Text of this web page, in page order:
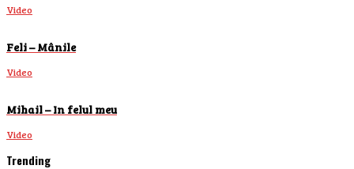
Video
Feli – Mânile
Video
Mihail – In felul meu
Video
Trending